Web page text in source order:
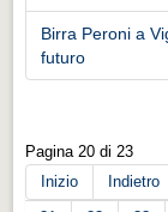
Birra Peroni a
futuro
Pagina 20 di 23
Inizio
Indietro